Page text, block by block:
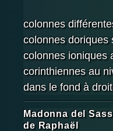
colonnes
colonnes doriques
colonnes ioniques
corinthiennes au
dans le fond à
Madonna del
de Raphaël